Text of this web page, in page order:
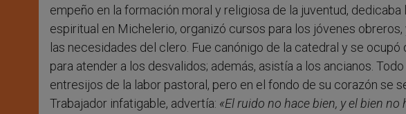
empeño en la formación moral y religiosa de la juventud,
espiritual en Michelerio, organizó cursos para los jóvenes
las necesidades del clero. Fue canónigo de la catedral y se
para atender a los desvalidos; además, asistía a los ancianos.
entresijos de la labor pastoral, pero en el fondo de su corazón se
Trabajador infatigable, advertía: «El ruido no hace bien, y el bien no